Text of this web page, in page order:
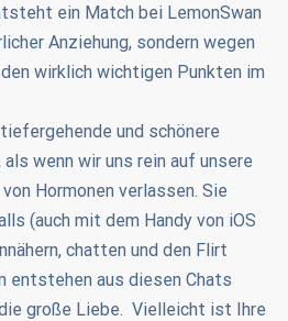
ein Match bei LemonSwan
Anziehung, sondern wegen
wirklich wichtigen Punkten im
und schönere
wenn wir uns rein auf unsere
Hormonen verlassen. Sie
(auch mit dem Handy von iOS
chatten und den Flirt
entstehen aus diesen Chats
große Liebe. Vielleicht ist Ihre